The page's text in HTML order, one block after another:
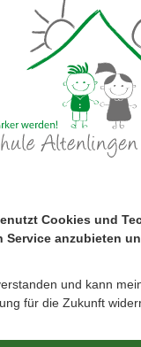
beide Klassen
im
Cookies und
Service anzubieten
und kann
für die Zukunft